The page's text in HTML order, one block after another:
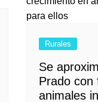
Rurales
Se
Prado con
animales